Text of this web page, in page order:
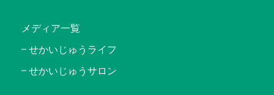
メディア一覧
せかいじゅうライフ
せかいじゅうサロン